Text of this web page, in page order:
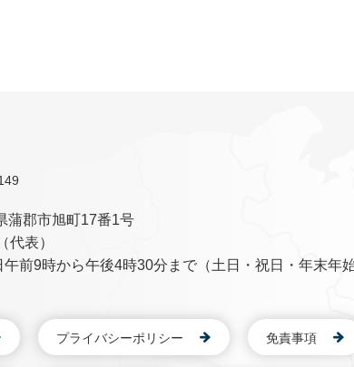
郡市旭町17番1号
代表）
前9時から午後4時30分まで（土日・祝日・年末年始
プライバシーポリシー 免責事項